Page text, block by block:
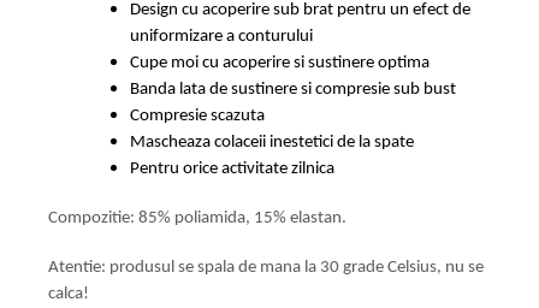
Design cu acoperire sub brat pentru un efect de
uniformizare a conturului
Cupe moi cu acoperire si sustinere optima
Banda lata de sustinere si compresie sub bust
Compresie scazuta
Mascheaza colaceii inestetici de la spate
Pentru orice activitate zilnica
Compozitie: 85% poliamida, 15% elastan.
Atentie: produsul se spala de mana la 30 grade Celsius, nu se
calca!